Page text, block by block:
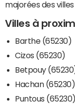
majorées des
Villes à
Barthe (65230)
Cizos (65230)
Betpouy
Hachan (65230)
Puntous (65230)